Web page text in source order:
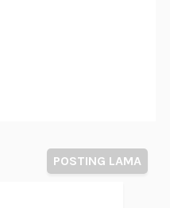
POSTING LAMA